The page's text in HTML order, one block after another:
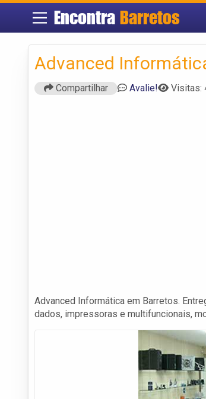
EncontraBarretos
Advanced
Compartilhar Avalie! Visitas:
Advanced Informática em Barretos.
dados, impressoras e multifuncionais,